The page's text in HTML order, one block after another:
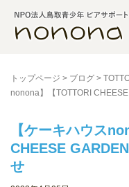
トップページ > ブログ >
nonona】【TOTTORI
【ケーキハウス
CHEESE
せ